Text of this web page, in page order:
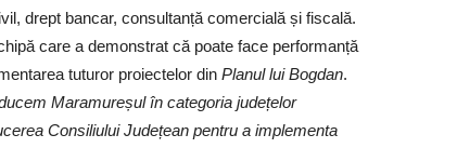
drept bancar, consultanță comercială și fiscală.
care a demonstrat că poate face performanță
tuturor proiectelor din Planul lui Bogdan.
Maramureșul în categoria județelor
Consiliului Județean pentru a implementa